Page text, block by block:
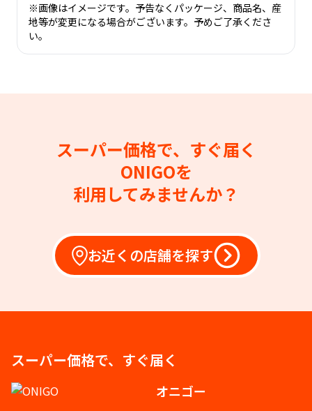
※画像はイメージです。予告なくパッケージ、商品名、産
地等が変更になる場合がございます。予めご了承くださ
い。
スーパー価格で、すぐ届く
ONIGOを
利用してみませんか？
お近くの店舗を探す
スーパー価格で、すぐ届く
オニゴー